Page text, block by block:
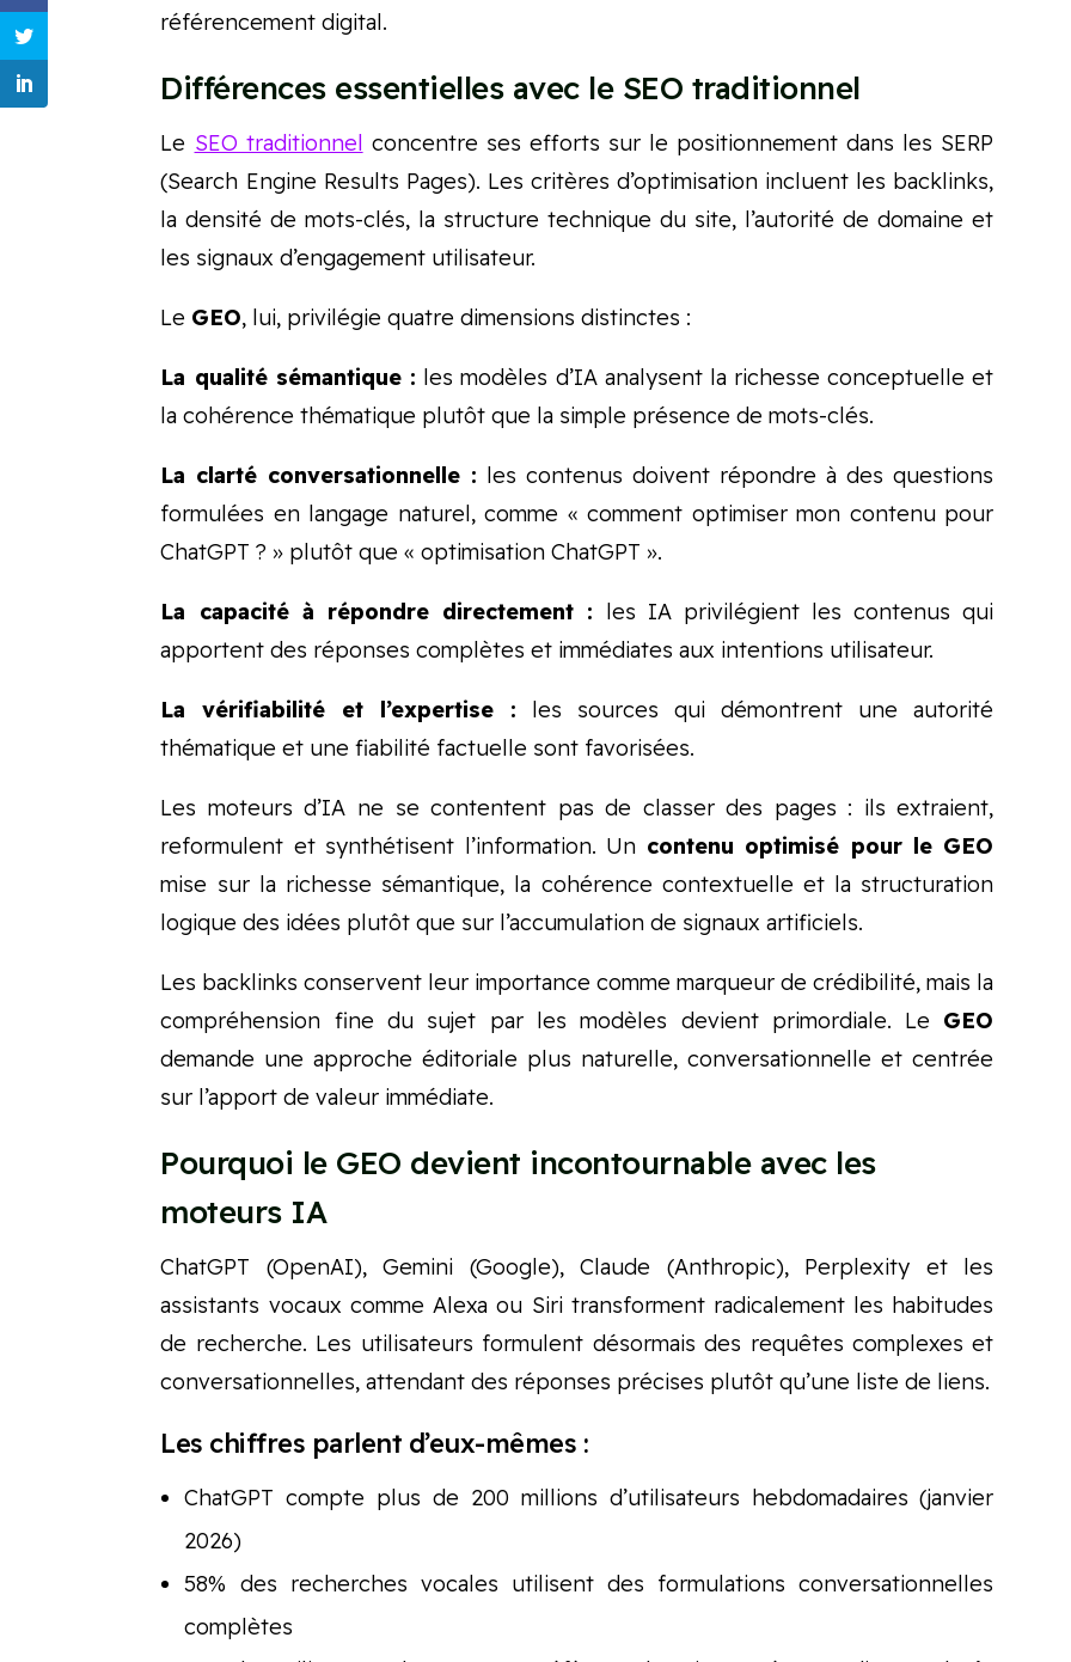
référencement digital.
Différences essentielles avec le SEO traditionnel
Le SEO traditionnel concentre ses efforts sur le positionnement dans les SERP
(Search Engine Results Pages). Les critères d’optimisation incluent les backlinks,
la densité de mots-clés, la structure technique du site, l’autorité de domaine et
les signaux d’engagement utilisateur.
Le GEO, lui, privilégie quatre dimensions distinctes :
La qualité sémantique : les modèles d’IA analysent la richesse conceptuelle et
la cohérence thématique plutôt que la simple présence de mots-clés.
La clarté conversationnelle : les contenus doivent répondre à des questions
formulées en langage naturel, comme « comment optimiser mon contenu pour
ChatGPT ? » plutôt que « optimisation ChatGPT ».
La capacité à répondre directement : les IA privilégient les contenus qui
apportent des réponses complètes et immédiates aux intentions utilisateur.
La vérifiabilité et l’expertise : les sources qui démontrent une autorité
thématique et une fiabilité factuelle sont favorisées.
Les moteurs d’IA ne se contentent pas de classer des pages : ils extraient,
reformulent et synthétisent l’information. Un contenu optimisé pour le GEO
mise sur la richesse sémantique, la cohérence contextuelle et la structuration
logique des idées plutôt que sur l’accumulation de signaux artificiels.
Les backlinks conservent leur importance comme marqueur de crédibilité, mais la
compréhension fine du sujet par les modèles devient primordiale. Le GEO
demande une approche éditoriale plus naturelle, conversationnelle et centrée
sur l’apport de valeur immédiate.
Pourquoi le GEO devient incontournable avec les
moteurs IA
ChatGPT (OpenAI), Gemini (Google), Claude (Anthropic), Perplexity et les
assistants vocaux comme Alexa ou Siri transforment radicalement les habitudes
de recherche. Les utilisateurs formulent désormais des requêtes complexes et
conversationnelles, attendant des réponses précises plutôt qu’une liste de liens.
Les chiffres parlent d’eux-mêmes :
ChatGPT compte plus de 200 millions d’utilisateurs hebdomadaires (janvier
2026)
58% des recherches vocales utilisent des formulations conversationnelles
complètes